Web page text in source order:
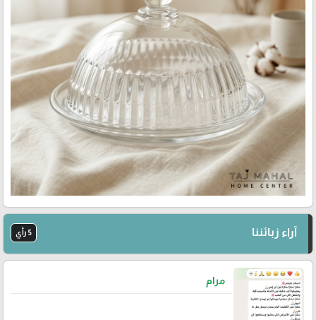
آراء زبائننا 5 رأي
مرام